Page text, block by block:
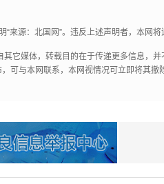
来源：北国网”。违反上述声明者，本网将
它媒体，转载目的在于传递更多信息，
可与本网联系，本网视情况可立即将其撤